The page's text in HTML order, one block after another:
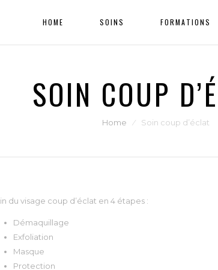
HOME SOINS FORMATIONS
SOIN COUP
Home ⁄ Soin coup d’éclat
du visage coup d’éclat en 4 étapes :
Démaquillage
Exfoliation
Masque
Protection